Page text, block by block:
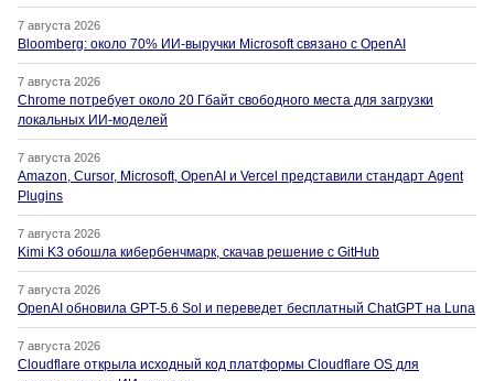
7 августа 2026
Bloomberg: около 70% ИИ-выручки Microsoft связано с OpenAI
7 августа 2026
Chrome потребует около 20 Гбайт свободного места для загрузки
локальных ИИ-моделей
7 августа 2026
Amazon, Cursor, Microsoft, OpenAI и Vercel представили стандарт Agent
Plugins
7 августа 2026
Kimi K3 обошла кибербенчмарк, скачав решение с GitHub
7 августа 2026
OpenAI обновила GPT-5.6 Sol и переведет бесплатный ChatGPT на Luna
7 августа 2026
Cloudflare открыла исходный код платформы Cloudflare OS для